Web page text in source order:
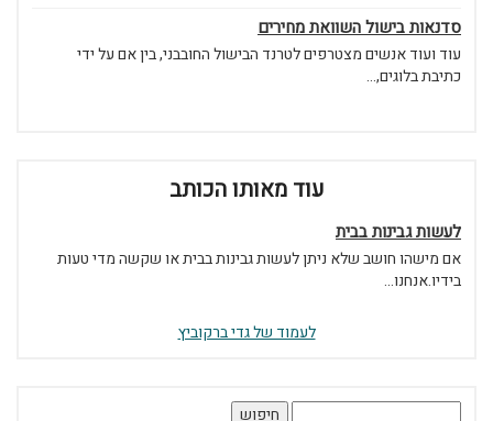
סדנאות בישול השוואת מחירים
עוד ועוד אנשים מצטרפים לטרנד הבישול החובבני, בין אם על ידי
כתיבת בלוגים,...
עוד מאותו הכותב
לעשות גבינות בבית
אם מישהו חושב שלא ניתן לעשות גבינות בבית או שקשה מדי טעות
בידיו.אנחנו...
לעמוד של גדי ברקוביץ